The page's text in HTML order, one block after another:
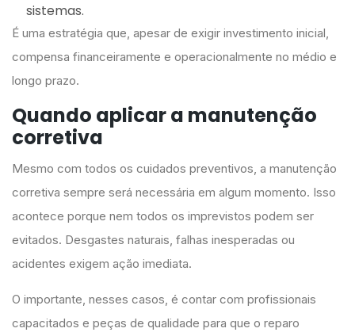
sistemas.
É uma estratégia que, apesar de exigir investimento inicial,
compensa financeiramente e operacionalmente no médio e
longo prazo.
Quando aplicar a manutenção
corretiva
Mesmo com todos os cuidados preventivos, a manutenção
corretiva sempre será necessária em algum momento. Isso
acontece porque nem todos os imprevistos podem ser
evitados. Desgastes naturais, falhas inesperadas ou
acidentes exigem ação imediata.
O importante, nesses casos, é contar com profissionais
capacitados e peças de qualidade para que o reparo